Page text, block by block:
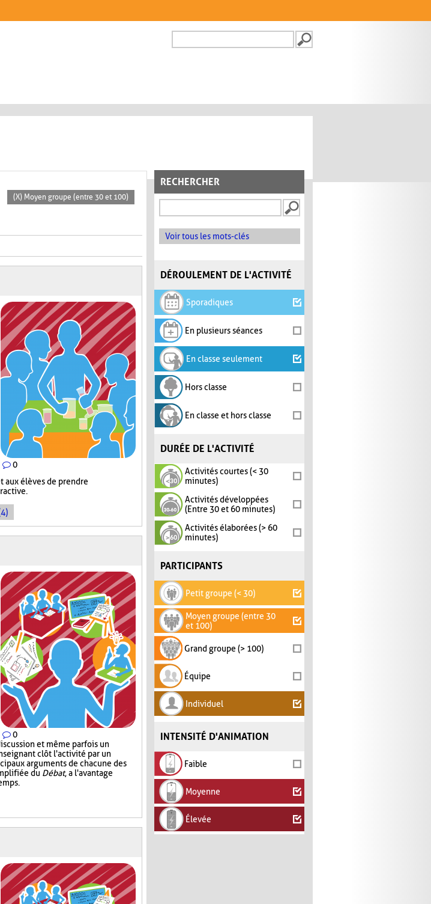
FORMULAIRE DE
RECHERCHER
Voir tous les mots-clés
DÉROULEMENT DE L'ACTIVITÉ
Sporadiques
En plusieurs séances
En classe seulement
Hors classe
En classe et hors classe
DURÉE DE L'ACTIVITÉ
Activités courtes (< 30
minutes)
Activités développées
(Entre 30 et 60 minutes)
Activités élaborées (> 60
minutes)
PARTICIPANTS
Petit groupe (< 30)
Moyen groupe (entre 30
et 100)
Grand groupe (> 100)
Équipe
Individuel
INTENSITÉ D'ANIMATION
Faible
Moyenne
Élevée
(X) Moyen groupe (entre 30 et 100)
0
aux élèves de prendre
0
et même parfois un
clôt l'activité par un
arguments de chacune des
du Débat, a l'avantage